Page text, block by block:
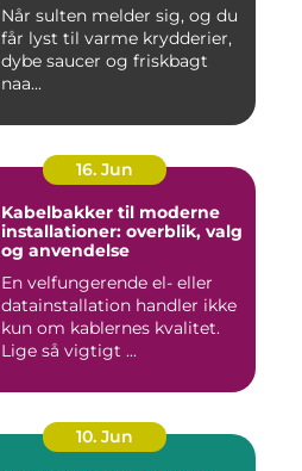
Når sulten melder sig, og du
får lyst til varme krydderier,
dybe saucer og friskbagt
naa...
16. Jun
Kabelbakker til moderne
installationer: overblik, valg
og anvendelse
En velfungerende el- eller
datainstallation handler ikke
kun om kablernes kvalitet.
Lige så vigtigt ...
10. Jun